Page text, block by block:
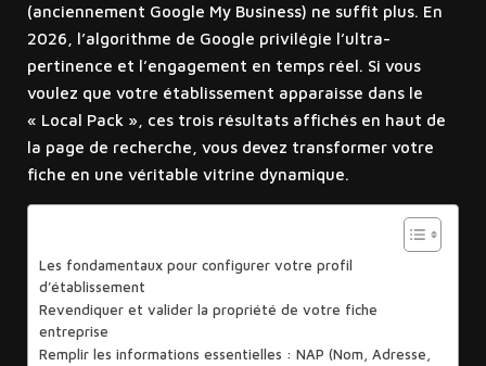
(anciennement Google My Business) ne suffit plus. En
2026, l’algorithme de Google privilégie l’ultra-
pertinence et l’engagement en temps réel. Si vous
voulez que votre établissement apparaisse dans le
« Local Pack », ces trois résultats affichés en haut de
la page de recherche, vous devez transformer votre
fiche en une véritable vitrine dynamique.
Les fondamentaux pour configurer votre profil
d’établissement
Revendiquer et valider la propriété de votre fiche
entreprise
Remplir les informations essentielles : NAP (Nom, Adresse,